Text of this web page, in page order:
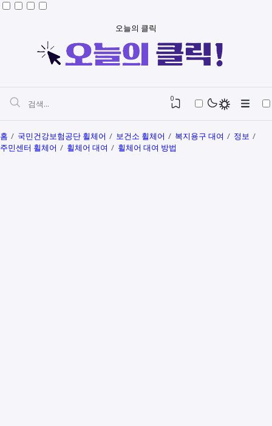
오늘의 클릭
0
홈 국민건강보험공단 휠체어 보건소 휠체어 복지용구 대여
정보
주민센터 휠체어
휠체어 대여 휠체어 대여 방법